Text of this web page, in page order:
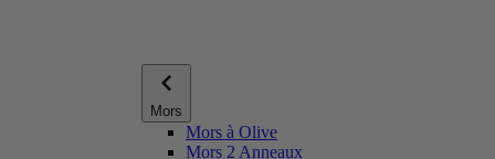
Mors
Mors à Olive
Mors 2 Anneaux